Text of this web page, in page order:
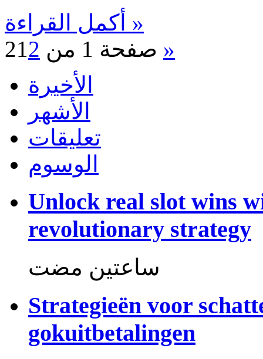
أكمل القراءة »
صفحة 1 من 2
12
»
الأخيرة
الأشهر
تعليقات
الوسوم
Unlock real slot wins
revolutionary strategy
‏ساعتين مضت
Strategieën voor
gokuitbetalingen